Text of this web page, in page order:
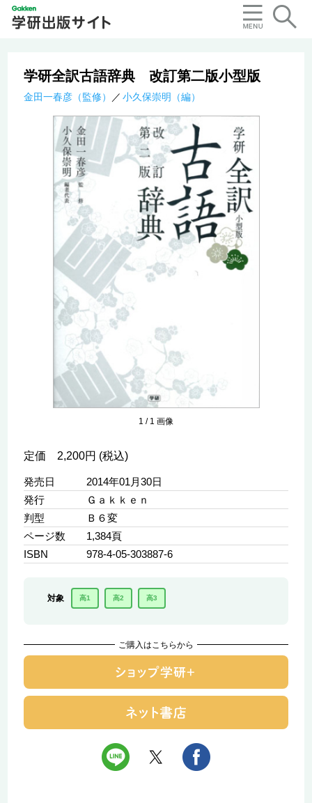
学研全訳古語辞典 改訂第二版小型版
金田一春彦（監修） 小久保崇明（編）
1 / 1 画像
定価 2,200円 (税込)
発売日
2014年01月30日
発行
Ｇａｋｋｅｎ
判型
Ｂ６変
ページ数
1,384頁
ISBN
978-4-05-303887-6
対象 高1 高2 高3
ご購入はこちらから